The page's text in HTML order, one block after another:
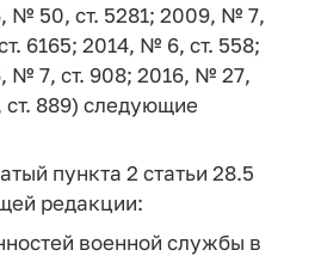
№ 50, ст. 5281; 2009, № 7,
6165; 2014, № 6, ст. 558;
№ 7, ст. 908; 2016, № 27,
ст. 889) следующие
пункта 2 статьи 28.5
редакции:
военной службы в